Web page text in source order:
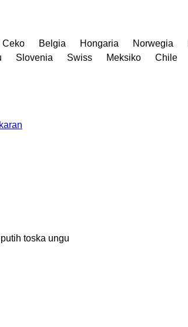
Ceko Belgia Hongaria Norwegia
Slovenia Swiss Meksiko Chile
putih toska ungu